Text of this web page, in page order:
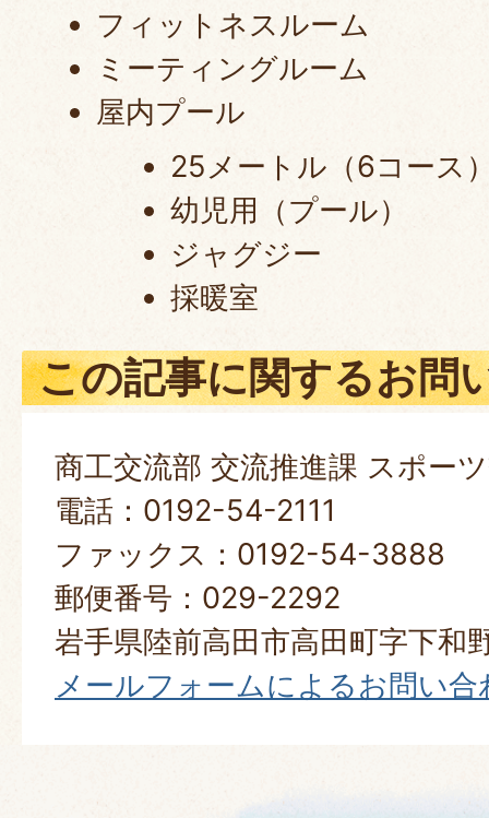
フィットネスルーム
ミーティングルーム
屋内プール
25メートル（6コース
幼児用（プール）
ジャグジー
採暖室
この記事に関するお問
商工交流部 交流推進課 スポー
電話：0192-54-2111
ファックス：0192-54-3888
郵便番号：029-2292
岩手県陸前高田市高田町字下和
メールフォームによるお問い合